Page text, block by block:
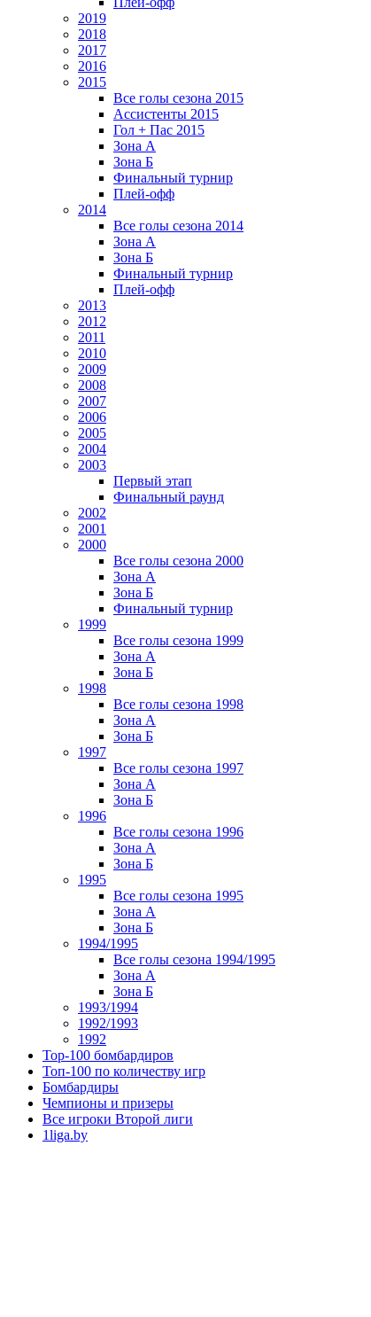
2019
2018
2017
2016
2015
Все голы сезона 2015
Ассистенты 2015
Гол + Пас 2015
Зона А
Зона Б
Финальный турнир
Плей-офф
2014
Все голы сезона 2014
Зона А
Зона Б
Финальный турнир
Плей-офф
2013
2012
2011
2010
2009
2008
2007
2006
2005
2004
2003
Первый этап
Финальный раунд
2002
2001
2000
Все голы сезона 2000
Зона А
Зона Б
Финальный турнир
1999
Все голы сезона 1999
Зона А
Зона Б
1998
Все голы сезона 1998
Зона А
Зона Б
1997
Все голы сезона 1997
Зона А
Зона Б
1996
Все голы сезона 1996
Зона А
Зона Б
1995
Все голы сезона 1995
Зона А
Зона Б
1994/1995
Все голы сезона 1994/1995
Зона А
Зона Б
1993/1994
1992/1993
1992
Top-100 бомбардиров
Топ-100 по количеству игр
Бомбардиры
Чемпионы и призеры
Все игроки Второй лиги
1liga.by